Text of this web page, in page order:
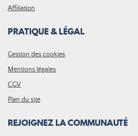
Affiliation
PRATIQUE & LÉGAL
Gestion des cookies
Mentions légales
CGV
Plan du site
REJOIGNEZ LA COMMUNAUTÉ